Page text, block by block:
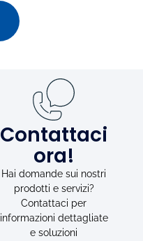
Contattaci
ora!
Hai domande sui nostri
prodotti e servizi?
Contattaci per
informazioni dettagliate
e soluzioni